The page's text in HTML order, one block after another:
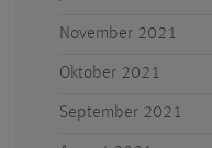
November 2021
Oktober 2021
September 2021